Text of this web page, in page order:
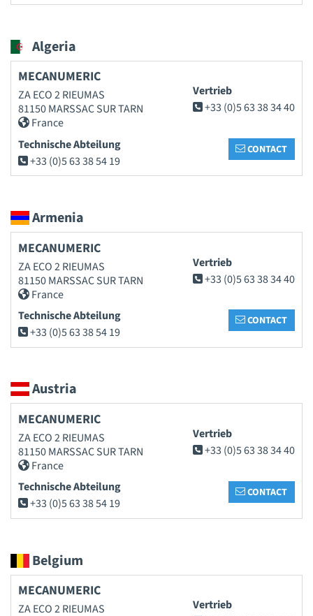
Algeria
MECANUMERIC
ZA ECO 2 RIEUMAS
81150 MARSSAC SUR TARN
France
Vertrieb
+33 (0)5 63 38 34 40
Technische Abteilung
+33 (0)5 63 38 54 19
CONTACT
Armenia
MECANUMERIC
ZA ECO 2 RIEUMAS
81150 MARSSAC SUR TARN
France
Vertrieb
+33 (0)5 63 38 34 40
Technische Abteilung
+33 (0)5 63 38 54 19
CONTACT
Austria
MECANUMERIC
ZA ECO 2 RIEUMAS
81150 MARSSAC SUR TARN
France
Vertrieb
+33 (0)5 63 38 34 40
Technische Abteilung
+33 (0)5 63 38 54 19
CONTACT
Belgium
MECANUMERIC
ZA ECO 2 RIEUMAS
Vertrieb